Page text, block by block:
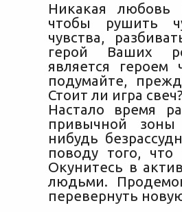
Никакая любовь
чтобы рушить
чувства,
герой Ваших
является героем
подумайте,
Стоит ли игра свеч?
Настало время
привычной
нибудь
поводу того,
Окунитесь в
людьми.
перевернуть